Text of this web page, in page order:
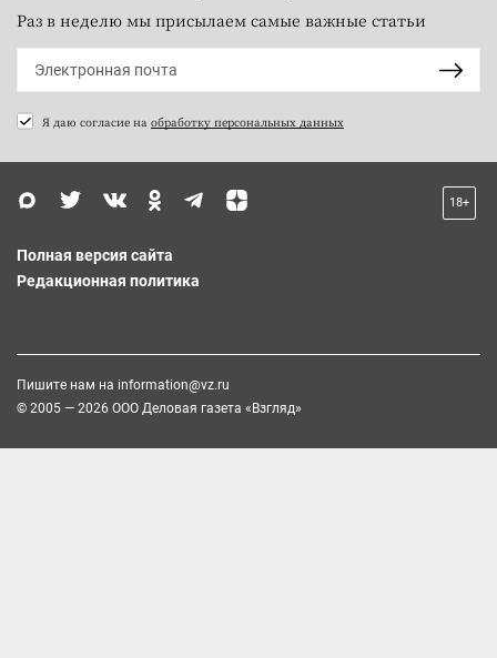
Раз в неделю мы присылаем самые важные статьи
Я даю согласие на обработку персональных данных
18+
Полная версия сайта
Редакционная политика
Пишите нам на information@vz.ru
© 2005 — 2026 ООО Деловая газета «Взгляд»